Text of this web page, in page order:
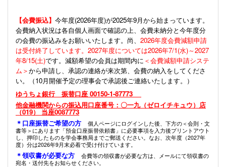
【会費振込】 今年度(2026年度)が2025年9月から始まっています。
会費納入状況は各自個人画面で確認の上、会費未納分と今年度分
の会費の振込みをお願いいたします。尚、 2026年度会費減額申請
は受付終了しています。2027年度については2026年7/1(水)～2027
年8/15(土)です。減額希望の会員は期間内に ＜会費減額申請システ
ム＞から申請し、承認の連絡が来次第、会費の納入をしてくださ
い。（10月開催予定の理事会で承認後ご連絡いたします。）
ゆうちょ銀行 振替口座 00150-1-87773
他金融機関からの振込用口座番号：〇一九（ゼロイチキュウ）店
（019） 当座0087773
＊口座振替ご希望の方
個人ページにログインした後、下方の＜会則・文
書等＞にあります「預金口座振替依頼書」に必要事項を入力後プリントアウト
し、押印したものを学会事務局までご郵送ください。なお、次年度（2027年
度）分は2026年9月末必着で受け付けています。
＊領収書が必要な方
会費等の領収書が必要な方は、メールにて領収書の
宛名・送付先をお知らせください。